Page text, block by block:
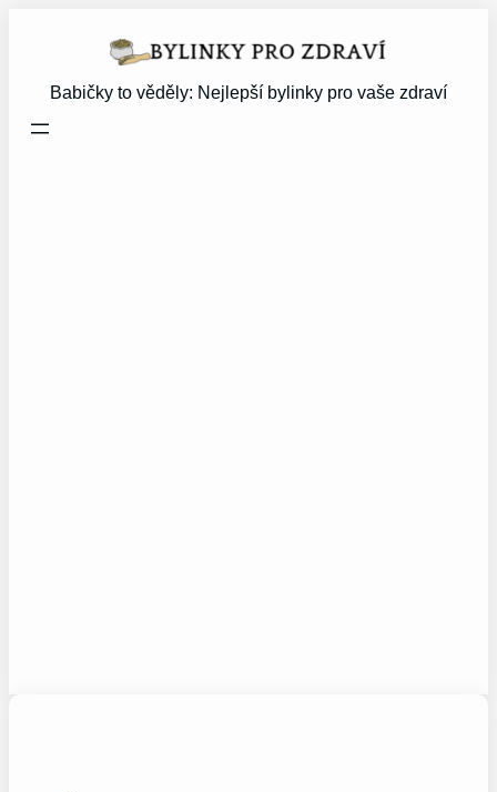
Babičky to věděly: Nejlepší bylinky pro vaše zdraví